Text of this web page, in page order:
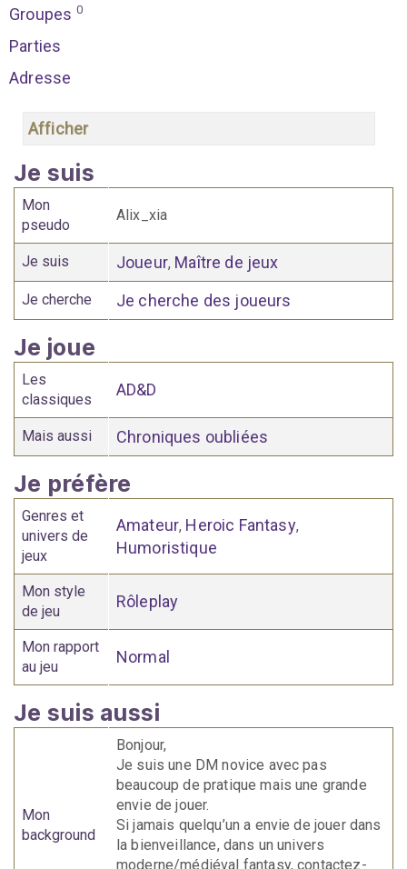
Groupes 0
Parties
Adresse
Afficher
Je suis
Mon
pseudo
Alix_xia
Je suis Joueur, Maître de jeux
Je cherche Je cherche des joueurs
Je joue
Les
classiques
AD&D
Mais aussi Chroniques oubliées
Je préfère
Genres et
univers de
jeux
Amateur, Heroic Fantasy,
Humoristique
Mon style
de jeu
Rôleplay
Mon rapport
au jeu
Normal
Je suis aussi
Mon
background
Bonjour,
Je suis une DM novice avec pas
beaucoup de pratique mais une grande
envie de jouer.
Si jamais quelqu’un a envie de jouer dans
la bienveillance, dans un univers
moderne/médiéval fantasy, contactez-